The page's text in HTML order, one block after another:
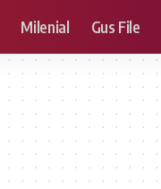
Milenial Gus File